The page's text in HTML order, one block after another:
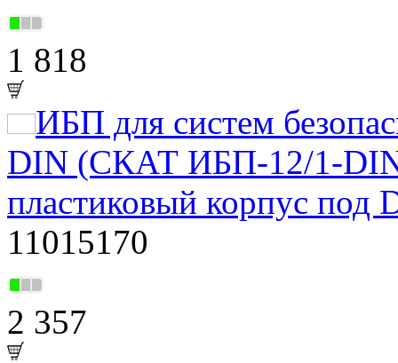
1 818
ИБП для систем
DIN (СКАТ ИБП-12/1-
пластиковый корпус
11015170
2 357